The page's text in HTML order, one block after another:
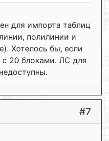
для импорта таблиц
полилинии и
Хотелось бы, если
20 блоками. ЛС для
#7